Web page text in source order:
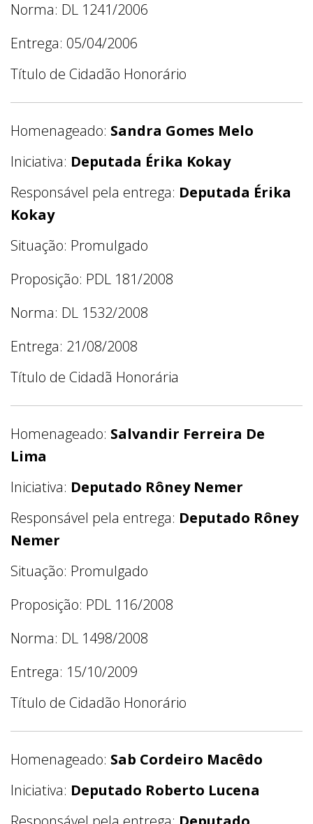
Norma: DL 1241/2006
Entrega: 05/04/2006
Título de Cidadão Honorário
Homenageado: Sandra Gomes Melo
Iniciativa: Deputada Érika Kokay
Responsável pela entrega: Deputada Érika
Kokay
Situação: Promulgado
Proposição: PDL 181/2008
Norma: DL 1532/2008
Entrega: 21/08/2008
Título de Cidadã Honorária
Homenageado: Salvandir Ferreira De
Lima
Iniciativa: Deputado Rôney Nemer
Responsável pela entrega: Deputado Rôney
Nemer
Situação: Promulgado
Proposição: PDL 116/2008
Norma: DL 1498/2008
Entrega: 15/10/2009
Título de Cidadão Honorário
Homenageado: Sab Cordeiro Macêdo
Iniciativa: Deputado Roberto Lucena